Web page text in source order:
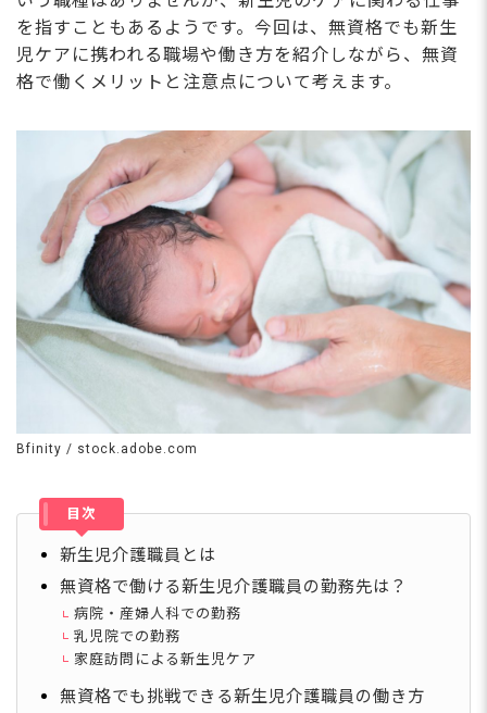
を指すこともあるようです。今回は、無資格でも新生
児ケアに携われる職場や働き方を紹介しながら、無資
格で働くメリットと注意点について考えます。
Bfinity / stock.adobe.com
目次
新生児介護職員とは
無資格で働ける新生児介護職員の勤務先は？
病院・産婦人科での勤務
乳児院での勤務
家庭訪問による新生児ケア
無資格でも挑戦できる新生児介護職員の働き方